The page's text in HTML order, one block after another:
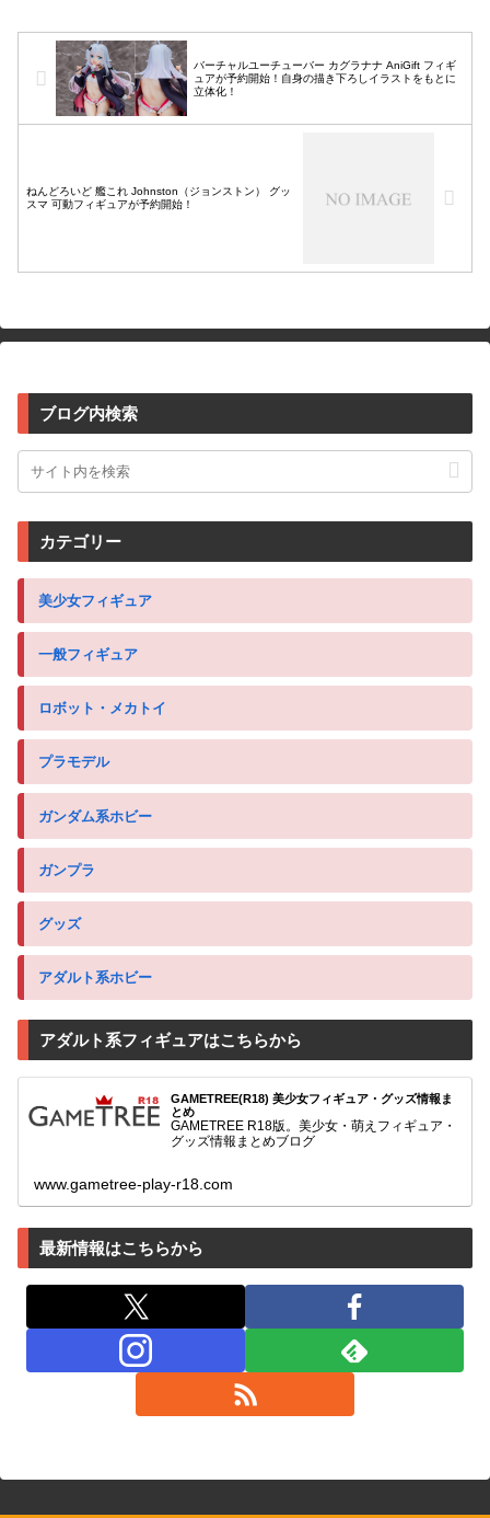
バーチャルユーチューバー カグラナナ AniGift フィギ
ュアが予約開始！自身の描き下ろしイラストをもとに
立体化！
ねんどろいど 艦これ Johnston（ジョンストン） グッ
スマ 可動フィギュアが予約開始！
ブログ内検索
カテゴリー
美少女フィギュア
一般フィギュア
ロボット・メカトイ
プラモデル
ガンダム系ホビー
ガンプラ
グッズ
アダルト系ホビー
アダルト系フィギュアはこちらから
GAMETREE(R18) 美少女フィギュア・グッズ情報ま
とめ
GAMETREE R18版。美少女・萌えフィギュア・
グッズ情報まとめブログ
www.gametree-play-r18.com
最新情報はこちらから